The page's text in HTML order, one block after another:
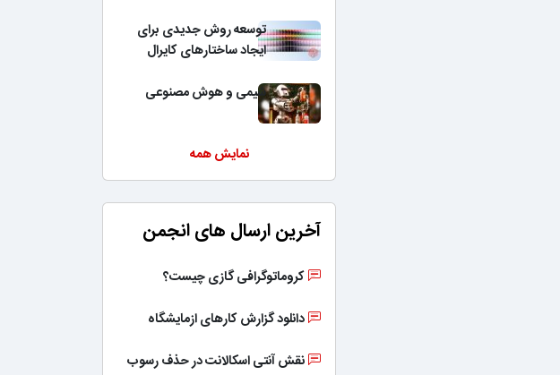
توسعه روش جدیدی برای
ایجاد ساختارهای کایرال
شیمی و هوش مصنوعی
نمایش همه
آخرین ارسال های انجمن
کروماتوگرافی گازی چیست؟
دانلود گزارش کارهای ازمایشگاه
نقش آنتی اسکالانت در حذف رسوب